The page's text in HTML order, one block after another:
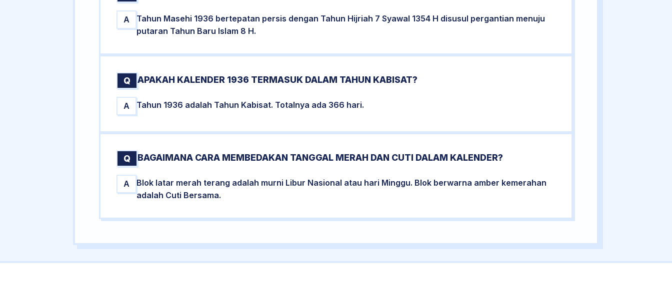
A
Tahun Masehi 1936 bertepatan persis dengan Tahun Hijriah 7 Syawal 1354 H disusul pergantian menuju
putaran Tahun Baru Islam 8 H.
Q APAKAH KALENDER 1936 TERMASUK DALAM TAHUN KABISAT?
A Tahun 1936 adalah Tahun Kabisat. Totalnya ada 366 hari.
Q BAGAIMANA CARA MEMBEDAKAN TANGGAL MERAH DAN CUTI DALAM KALENDER?
A
Blok latar merah terang adalah murni Libur Nasional atau hari Minggu. Blok berwarna amber kemerahan
adalah Cuti Bersama.